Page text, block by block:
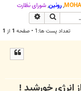
,رونین,شوراي نظارت
جستجو
تعداد پست ها:1 • صفحه 1 از 1